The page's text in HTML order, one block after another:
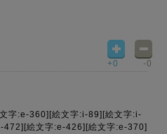
+0 -0
字:e-360][絵文字:i-89][絵文字:i-
絵文字:e-426][絵文字:e-370]